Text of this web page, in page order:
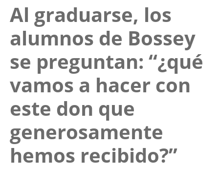
Al graduarse, los
alumnos de Bossey
se preguntan: “¿qué
vamos a hacer con
este don que
generosamente
hemos recibido?”